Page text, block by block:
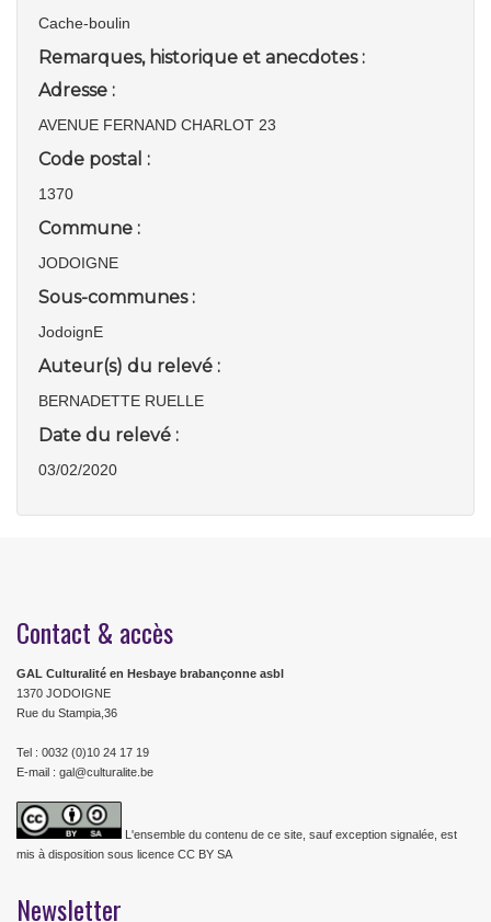
Cache-boulin
Remarques, historique et anecdotes :
Adresse :
AVENUE FERNAND CHARLOT 23
Code postal :
1370
Commune :
JODOIGNE
Sous-communes :
JodoignE
Auteur(s) du relevé :
BERNADETTE RUELLE
Date du relevé :
03/02/2020
Contact & accès
GAL Culturalité en Hesbaye brabançonne asbl
1370 JODOIGNE
Rue du Stampia,36
Tel : 0032 (0)10 24 17 19
E-mail : gal@culturalite.be
L'ensemble du contenu de ce site, sauf exception signalée, est
mis à disposition sous licence CC BY SA
Newsletter